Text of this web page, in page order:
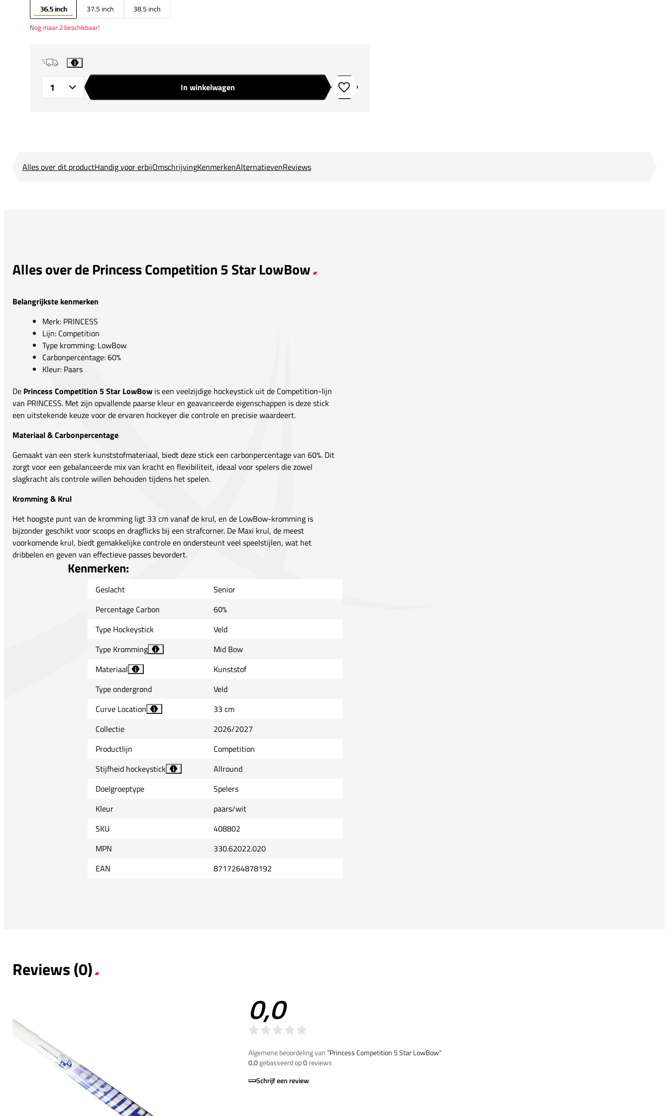
36.5 inch 37.5 inch 38.5 inch
Nog maar 2 beschikbaar!
i
In winkelwagen Toevoegen aan verlanglijstje
Alles over dit productHandig voor erbijOmschrijvingKenmerkenAlternatievenReviews
Alles over de Princess Competition 5 Star LowBow
Belangrijkste kenmerken
Merk: PRINCESS
Lijn: Competition
Type kromming: LowBow
Carbonpercentage: 60%
Kleur: Paars
De Princess Competition 5 Star LowBow is een veelzijdige hockeystick uit de Competition-lijn
van PRINCESS. Met zijn opvallende paarse kleur en geavanceerde eigenschappen is deze stick
een uitstekende keuze voor de ervaren hockeyer die controle en precisie waardeert.
Materiaal & Carbonpercentage
Gemaakt van een sterk kunststofmateriaal, biedt deze stick een carbonpercentage van 60%. Dit
zorgt voor een gebalanceerde mix van kracht en flexibiliteit, ideaal voor spelers die zowel
slagkracht als controle willen behouden tijdens het spelen.
Kromming & Krul
Het hoogste punt van de kromming ligt 33 cm vanaf de krul, en de LowBow-kromming is
bijzonder geschikt voor scoops en dragflicks bij een strafcorner. De Maxi krul, de meest
voorkomende krul, biedt gemakkelijke controle en ondersteunt veel speelstijlen, wat het
dribbelen en geven van effectieve passes bevordert.
Kenmerken:
Geslacht
Senior
Percentage Carbon
60%
Type Hockeystick
Veld
Type Kromming
i
Mid Bow
Materiaal
i
Kunststof
Type ondergrond
Veld
Curve Location
i
33 cm
Collectie
2026/2027
Productlijn
Competition
Stijfheid hockeystick
i
Allround
Doelgroeptype
Spelers
Kleur
paars/wit
SKU
408802
MPN
330.62022.020
EAN
8717264878192
Reviews (0)
0,0
Algemene beoordeling van”Princess Competition 5 Star LowBow“
0,0gebasseerd op0reviews
Schrijf een review